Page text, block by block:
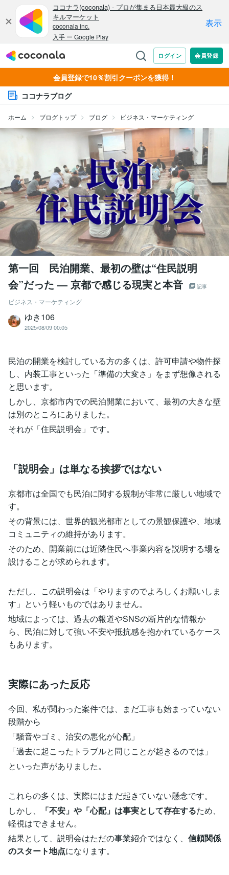
会員登録で10％割引クーポンを獲得！
ココナラブログ
ホーム ブログトップ ブログ ビジネス・マーケティング
第一回 民泊開業、最初の壁は“住民説明
会”だった — 京都で感じる現実と本音
記事
ビジネス・マーケティング
ゆき106
2025/08/09 00:05
民泊の開業を検討している方の多くは、許可申請や物件探
し、内装工事といった「準備の大変さ」をまず想像される
と思います。
しかし、京都市内での民泊開業において、最初の大きな壁
は別のところにありました。
それが「住民説明会」です。
「説明会」は単なる挨拶ではない
京都市は全国でも民泊に関する規制が非常に厳しい地域で
す。
その背景には、世界的観光都市としての景観保護や、地域
コミュニティの維持があります。
そのため、開業前には近隣住民へ事業内容を説明する場を
設けることが求められます。
ただし、この説明会は「やりますのでよろしくお願いしま
す」という軽いものではありません。
地域によっては、過去の報道やSNSの断片的な情報か
ら、民泊に対して強い不安や抵抗感を抱かれているケース
もあります。
実際にあった反応
今回、私が関わった案件では、まだ工事も始まっていない
段階から
「騒音やゴミ、治安の悪化が心配」
「過去に起こったトラブルと同じことが起きるのでは」
といった声がありました。
これらの多くは、実際にはまだ起きていない懸念です。
しかし、
「不安」や「心配」は事実として存在するため、
軽視はできません。
結果として、説明会はただの事業紹介ではなく、 信頼関係
のスタート地点になります。